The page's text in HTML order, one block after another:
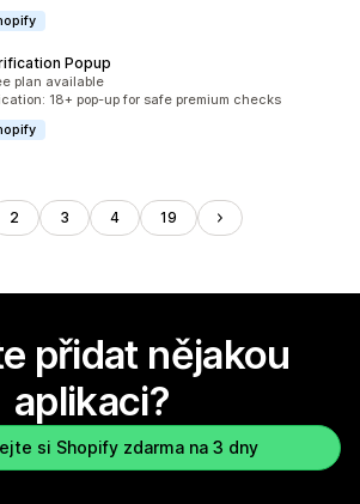
Popup
138
plan available
18+ pop-up for safe premium checks
2 3 4 19
přidat nějakou
aplikaci?
si Shopify zdarma na 3 dny